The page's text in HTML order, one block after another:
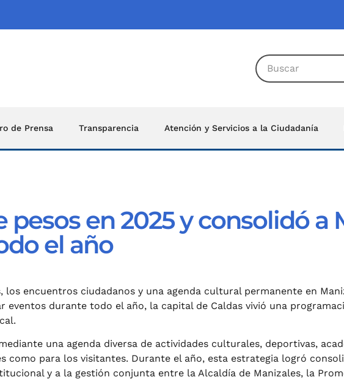
de Prensa Transparencia Atención y Servicios a la Ciudadanía
en 2025 y consolidó a
el año
encuentros ciudadanos y una agenda cultural permanente en
eventos durante todo el año, la capital de Caldas vivió una
una agenda diversa de actividades culturales, deportivas,
como para los visitantes. Durante el año, esta estrategia logró
y a la gestión conjunta entre la Alcaldía de Manizales, la